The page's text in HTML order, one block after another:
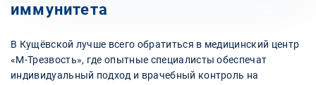
иммунитета
В Кущёвской лучше всего обратиться в медицинский центр
«М-Трезвость», где опытные специалисты обеспечат
индивидуальный подход и врачебный контроль на